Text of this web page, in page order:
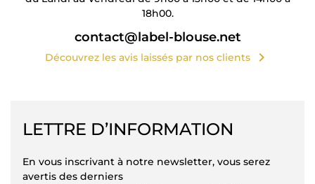
18h00.
contact@label-blouse.net
Découvrez les avis laissés par nos clients chevron_right
LETTRE D’INFORMATION
En vous inscrivant à notre newsletter, vous serez
avertis des derniers